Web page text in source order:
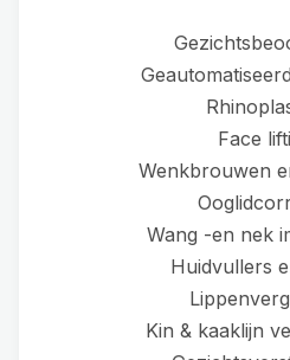
Face
Wenkbrouwen
Wang -en nek
Huidvullers
Kin & kaaklijn